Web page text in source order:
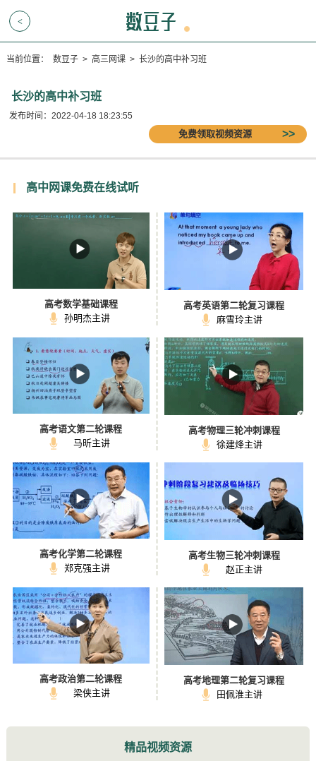
<
当前位置： 数豆子 > 高三网课 > 长沙的高中补习班
长沙的高中补习班
发布时间：2022-04-18 18:23:55
免费领取视频资源
高中网课免费在线试听
高考数学基础课程
孙明杰主讲
高考英语第二轮复习课程
麻雪玲主讲
高考语文第二轮课程
马昕主讲
高考物理三轮冲刺课程
徐建烽主讲
高考化学第二轮课程
郑克强主讲
高考生物三轮冲刺课程
赵正主讲
高考政治第二轮课程
梁侠主讲
高考地理第二轮复习课程
田佩淮主讲
精品视频资源